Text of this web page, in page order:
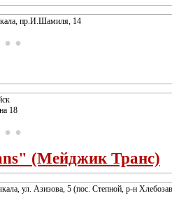
пр.И.Шамиля, 14
18
(Мейджик Транс)
ул. Азизова, 5 (пос. Степной, р-н